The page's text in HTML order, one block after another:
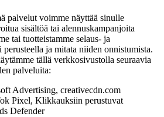
palvelut voimme näyttää sinulle
sisältöä tai alennuskampanjoita
tai tuotteistamme selaus- ja
perusteella ja mitata niiden onnistumista.
tällä verkkosivustolla seuraavia
palveluita:
Advertising, creativecdn.com
Pixel, Klikkauksiin perustuvat
Defender